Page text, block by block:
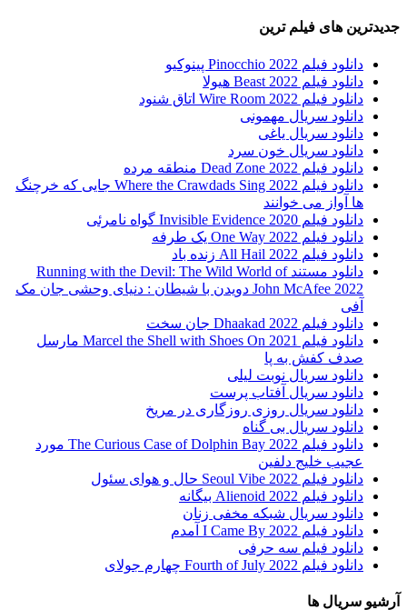
جدیدترین های فیلم ترین
دانلود فیلم Pinocchio 2022 پینوکیو
دانلود فیلم Beast 2022 هیولا
دانلود فیلم Wire Room 2022 اتاق شنود
دانلود سریال مهمونی
دانلود سریال یاغی
دانلود سریال خون سرد
دانلود فیلم 2022 Dead Zone منطقه مرده
دانلود فیلم Where the Crawdads Sing 2022 جایی که خرچنگ
ها آواز می خوانند
دانلود فیلم 2020 Invisible Evidence گواه نامرئی
دانلود فیلم One Way 2022 یک طرفه
دانلود فیلم All Hail 2022 زنده باد
دانلود مستند Running with the Devil: The Wild World of
John McAfee 2022 دویدن با شیطان : دنیای وحشی جان مک
آفی
دانلود فیلم Dhaakad 2022 جان سخت
دانلود فیلم Marcel the Shell with Shoes On 2021 مارسل
صدف کفش به پا
دانلود سریال نوبت لیلی
دانلود سریال آفتاب پرست
دانلود سریال روزی روزگاری در مریخ
دانلود سریال بی گناه
دانلود فیلم The Curious Case of Dolphin Bay 2022 مورد
عجیب خلیج دلفین
دانلود فیلم Seoul Vibe 2022 حال و هوای سئول
دانلود فیلم Alienoid 2022 بیگانه
دانلود سریال شبکه مخفی زنان
دانلود فیلم I Came By 2022 آمدم
دانلود فیلم سه حرفی
دانلود فیلم Fourth of July 2022 چهارم جولای
آرشیو سریال ها